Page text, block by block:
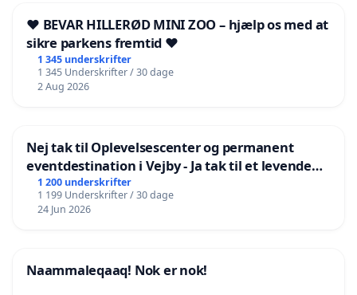
❤️ BEVAR HILLERØD MINI ZOO – hjælp os med at
sikre parkens fremtid ❤️
1 345 underskrifter
1 345 Underskrifter / 30 dage
2 Aug 2026
Nej tak til Oplevelsescenter og permanent
eventdestination i Vejby - Ja tak til et levende
lokalområde i balance
1 200 underskrifter
1 199 Underskrifter / 30 dage
24 Jun 2026
Naammaleqaaq! Nok er nok!